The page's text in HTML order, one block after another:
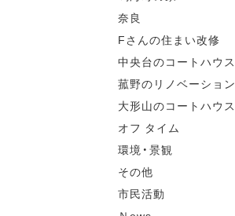
奈良
Fさんの住まい改修
中央台のコートハウス
菰野のリノベーション
大形山のコートハウス
オフ タイム
環境・景観
その他
市民活動